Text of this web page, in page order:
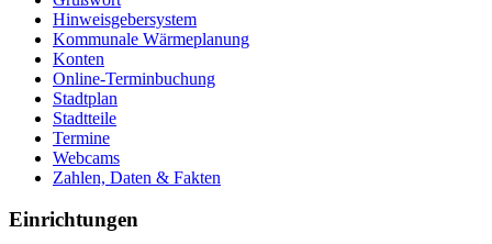
Hinweisgebersystem
Kommunale Wärmeplanung
Konten
Online-Terminbuchung
Stadtplan
Stadtteile
Termine
Webcams
Zahlen, Daten & Fakten
Einrichtungen